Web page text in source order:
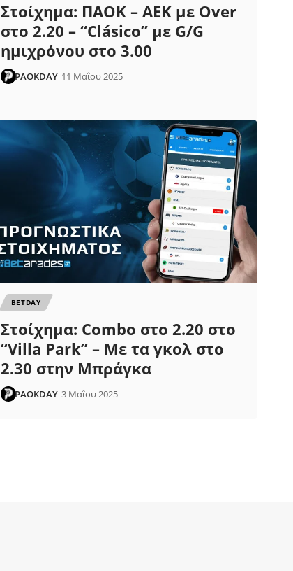
Στοίχημα: ΠΑΟΚ – ΑΕΚ με Over
στο 2.20 – “Clásico” με G/G
ημιχρόνου στο 3.00
PAOKDAY 11 Μαΐου 2025
ΒETDAY
Στοίχημα: Combo στο 2.20 στο
“Villa Park” – Με τα γκολ στο
2.30 στην Μπράγκα
PAOKDAY 3 Μαΐου 2025